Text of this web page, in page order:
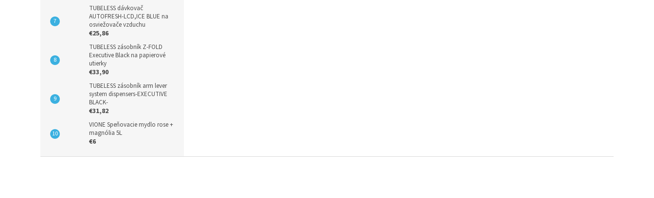
TUBELESS dávkovač
AUTOFRESH-LCD,ICE BLUE na
osviežovače vzduchu
€25,86
TUBELESS zásobník Z-FOLD
Executive Black na papierové
utierky
€33,90
TUBELESS zásobník arm lever
system dispensers-EXECUTIVE
BLACK-
€31,82
VIONE Speňovacie mydlo rose +
magnólia 5L
€6